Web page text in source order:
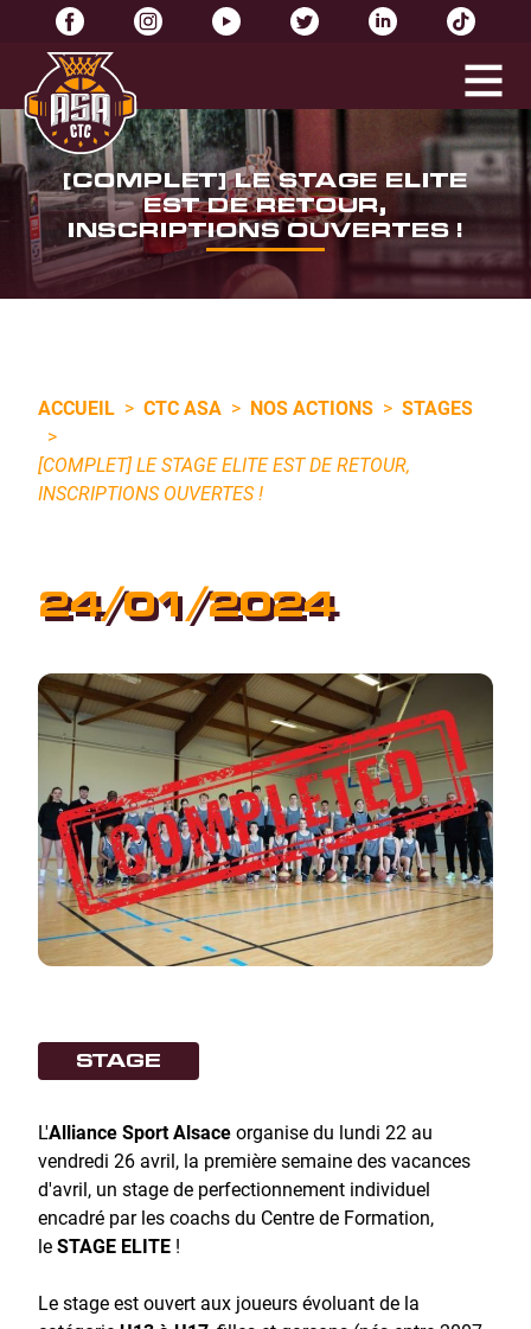
[COMPLET] LE STAGE ELITE
EST DE RETOUR,
INSCRIPTIONS OUVERTES !
ACCUEIL > CTC ASA > NOS ACTIONS > STAGES
>
[COMPLET] LE STAGE ELITE EST DE RETOUR,
INSCRIPTIONS OUVERTES !
24/01/2024
STAGE
L'Alliance Sport Alsaceorganise du lundi 22 au
vendredi 26 avril, la première semaine des vacances
d'avril, un stage de perfectionnement individuel
encadré par les coachs du Centre de Formation,
leSTAGE ELITE !
Le stage est ouvert aux joueurs évoluant de la